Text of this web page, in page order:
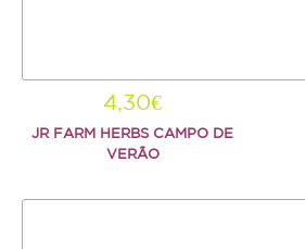
4,30€
JR FARM HERBS CAMPO DE
VERÃO